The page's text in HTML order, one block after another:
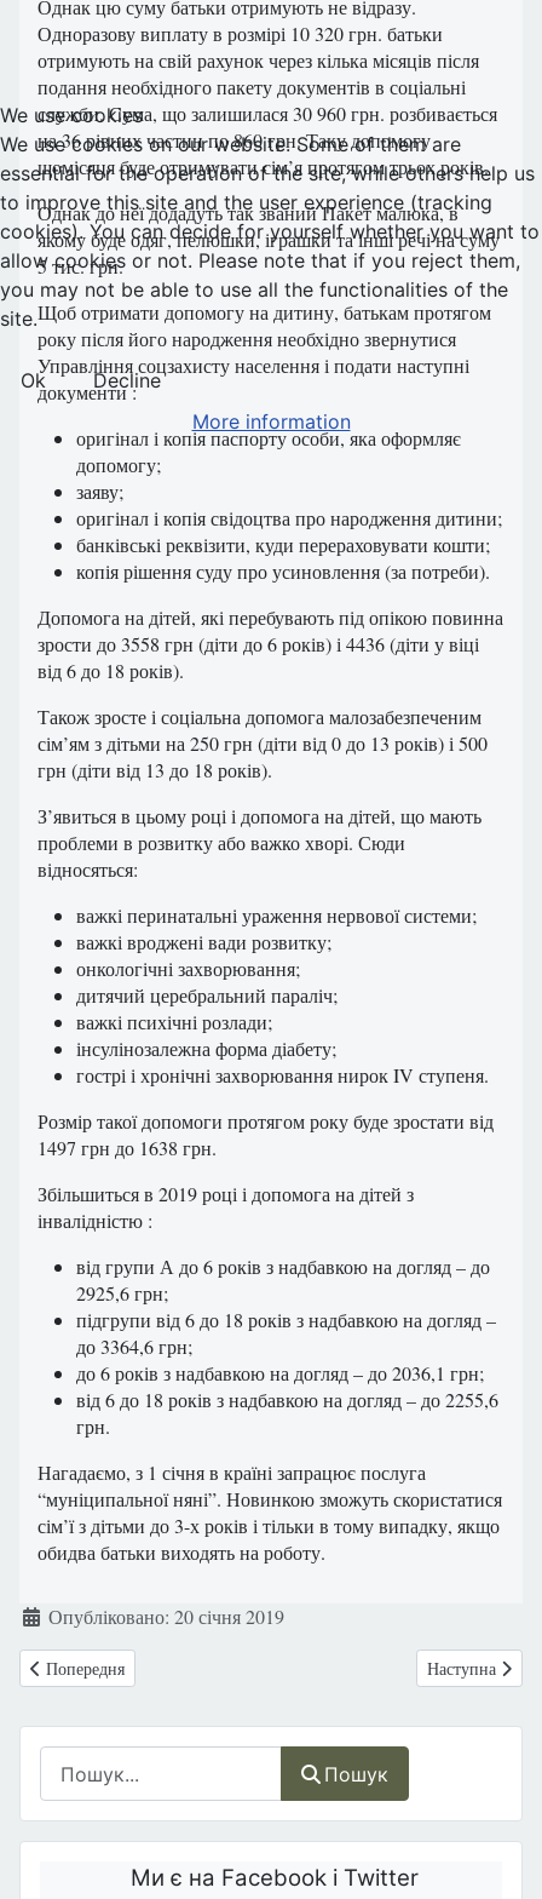
Пошук
Ми є на Facebook і Twitter
Однак цю суму батьки отримують не відразу.
Одноразову виплату в розмірі 10 320 грн. батьки
отримують на свій рахунок через кілька місяців після
подання необхідного пакету документів в соціальні
служби. Сума, що залишилася 30 960 грн. розбивається
на 36 рівних частин по 860 грн. Таку допомогу
щомісяця буде отримувати сім’я протягом трьох років.
Однак до неї додадуть так званий Пакет малюка, в
якому буде одяг, пелюшки, іграшки та інші речі на суму
5 тис. грн.
Щоб отримати допомогу на дитину, батькам протягом
року після його народження необхідно звернутися
Управління соцзахисту населення і подати наступні
документи :
оригінал і копія паспорту особи, яка оформляє
допомогу;
заяву;
оригінал і копія свідоцтва про народження дитини;
банківські реквізити, куди перераховувати кошти;
копія рішення суду про усиновлення (за потреби).
Допомога на дітей, які перебувають під опікою повинна
зрости до 3558 грн (діти до 6 років) і 4436 (діти у віці
від 6 до 18 років).
Також зросте і соціальна допомога малозабезпеченим
сім’ям з дітьми на 250 грн (діти від 0 до 13 років) і 500
грн (діти від 13 до 18 років).
З’явиться в цьому році і допомога на дітей, що мають
проблеми в розвитку або важко хворі. Сюди
відносяться:
важкі перинатальні ураження нервової системи;
важкі вроджені вади розвитку;
онкологічні захворювання;
дитячий церебральний параліч;
важкі психічні розлади;
інсулінозалежна форма діабету;
гострі і хронічні захворювання нирок IV ступеня.
Розмір такої допомоги протягом року буде зростати від
1497 грн до 1638 грн.
Збільшиться в 2019 році і допомога на дітей з
інвалідністю :
від групи А до 6 років з надбавкою на догляд – до
2925,6 грн;
підгрупи від 6 до 18 років з надбавкою на догляд –
до 3364,6 грн;
до 6 років з надбавкою на догляд – до 2036,1 грн;
від 6 до 18 років з надбавкою на догляд – до 2255,6
грн.
Нагадаємо, з 1 січня в країні запрацює послуга
“муніципальної няні”. Новинкою зможуть скористатися
сім’ї з дітьми до 3-х років і тільки в тому випадку, якщо
обидва батьки виходять на роботу.
ДеталіОпубліковано: 20 січня 2019
Попередня стаття: Франція: Тисячі французів вийшли на марш за
Попередня Наступна
Наступна
We use cookies
We use cookies on our website. Some of them are
essential for the operation of the site, while others help us
to improve this site and the user experience (tracking
cookies). You can decide for yourself whether you want to
allow cookies or not. Please note that if you reject them,
you may not be able to use all the functionalities of the
site.
Ok
Decline
More information